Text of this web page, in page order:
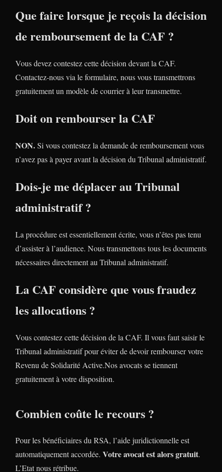
Que faire lorsque je reçois la décision
de remboursement de la CAF ?
Vous devez contestez cette décision devant la CAF.
Contactez-nous via le formulaire, nous vous transmettrons
gratuitement un modèle de courrier à leur transmettre.
Doit on rembourser la CAF
NON.Si vous contestez la demande de remboursement vous
n’avez pas à payer avant la décision du Tribunal administratif.
Dois-je me déplacer au Tribunal
administratif ?
La procédure est essentiellement écrite, vous n’êtes pas tenu
d’assister à l’audience. Nous transmettons tous les documents
nécessaires directement au Tribunal administratif.
La CAF considère que vous fraudez
les allocations ?
Vous contestez cette décision de la CAF. Il vous faut saisir le
Tribunal administratif pour éviter de devoir rembourser votre
Revenu de Solidarité Active.Nos avocats se tiennent
gratuitement à votre disposition.
Combien coûte le recours ?
Pour les bénéficiaires du RSA, l’aide juridictionnelle est
automatiquement accordée. Votre avocat est alors gratuit.
L’Etat nous rétribue.